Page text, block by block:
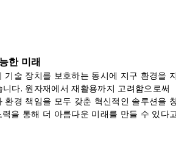
한 미래
기술 장치를 보호하는 동시에 지구 환경을
다. 원자재에서 재활용까지 고려함으로써
환경 책임을 모두 갖춘 혁신적인 솔루션을
을 통해 더 아름다운 미래를 만들 수 있다